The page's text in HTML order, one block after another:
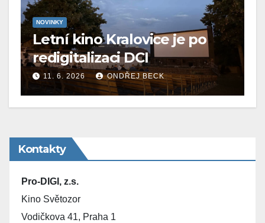
NOVINKY
Letní kino Kralovice je po
redigitalizaci DCI
11. 6. 2026 ONDŘEJ BECK
Kontakty
Pro-DIGI, z.s.
Kino Světozor
Vodičkova 41, Praha 1